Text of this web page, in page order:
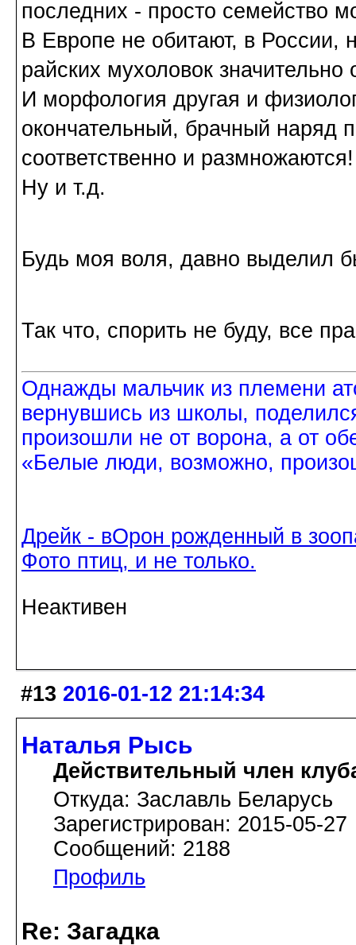
последних - просто семейство
В Европе не обитают, в России,
райских мухоловок
И морфология другая и
окончательный, брачный наряд
соответственно и размножаются!
Ну и т.д.
Будь моя воля, давно выделил
Так что, спорить не буду, все
Однажды мальчик из племени
вернувшись из школы,
произошли не от ворона, а от
«Белые люди, возможно,
Дрейк - вОрон рожденный в
Фото птиц, и не только.
Неактивен
#13 2016-01-12 21:14:34
Наталья Рысь
Действительный член
Откуда: Заславль Беларусь
Зарегистрирован: 2015-05-27
Сообщений: 2188
Профиль
Re: Загадка